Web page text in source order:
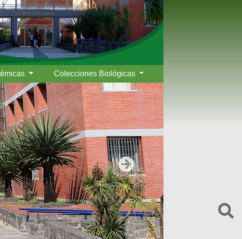
Colecciones Biológicas
Siguiente